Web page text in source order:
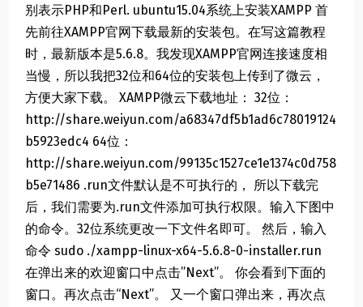
别表示PHP和Perl. ubuntu15.04系统上安装XAMPP 首
先前往XAMPP官网下载最新的安装包。在写这篇教程
时，最新版本是5.6.8。我发现XAMPP官网连接速度相
当慢，所以我把32位和64位的安装包上传到了微云，
方便大家下载。 XAMPP微云下载地址： 32位：
http://share.weiyun.com/a68347df5b1ad6c78019124
b5923edc4 64位：
http://share.weiyun.com/99135c1527ce1e1374c0d758
b5e71486 .run文件默认是不可执行的， 所以下载完
后，我们需要为.run文件添加可执行权限。输入下图中
的命令。32位系统更改一下文件名即可。 然后，输入
命令 sudo ./xampp-linux-x64-5.6.8-0-installer.run
在弹出来的欢迎窗口中点击”Next”。 你会看到下面的
窗口。再次点击“Next”。 又一个窗口弹出来，再次点